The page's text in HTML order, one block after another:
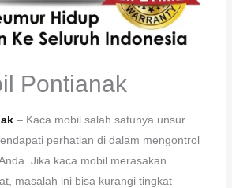
Pontianak
– Kaca mobil salah satunya unsur
perhatian di dalam mengontrol
Jika kaca mobil merasakan
masalah ini bisa kurangi tingkat